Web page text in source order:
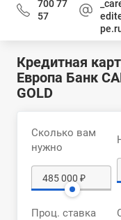
700 77
57
Кредитная
Европа Банк
GOLD
Сколько вам
нужно
Проц. ставка